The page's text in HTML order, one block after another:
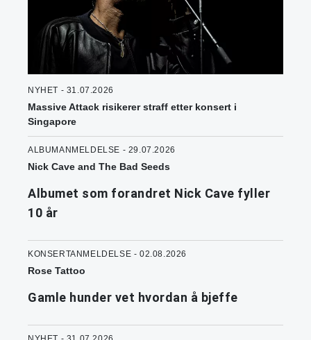
NYHET - 31.07.2026
Massive Attack risikerer straff etter konsert i
Singapore
ALBUMANMELDELSE - 29.07.2026
Nick Cave and The Bad Seeds
Albumet som forandret Nick Cave fyller
10 år
KONSERTANMELDELSE - 02.08.2026
Rose Tattoo
Gamle hunder vet hvordan å bjeffe